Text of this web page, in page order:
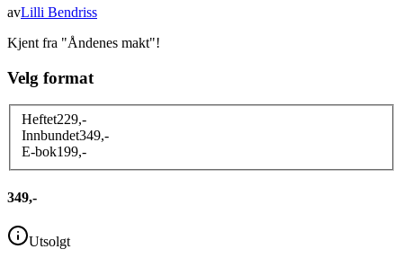
avLilli Bendriss
Kjent fra "Åndenes makt"!
Velg format
Heftet229,-
Innbundet349,-
E-bok199,-
349,-
Utsolgt